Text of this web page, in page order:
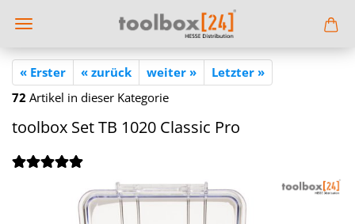
« Erster « zurück weiter »
Letzter »
72 Artikel in dieser Kategorie
tool­box Set TB 1020 Clas­sic Pro